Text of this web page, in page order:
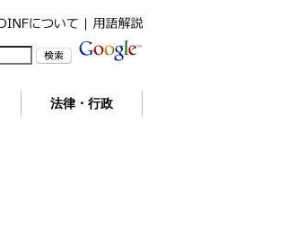
法律・行政